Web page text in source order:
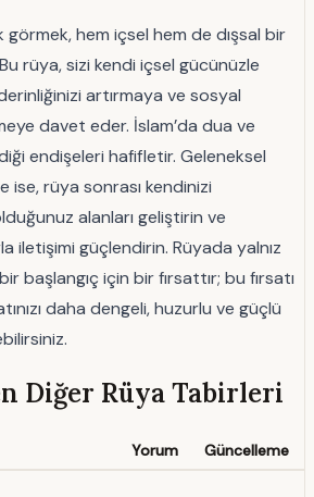
görmek, hem içsel hem de dışsal bir
Bu rüya, sizi kendi içsel gücünüzle
artırmaya ve sosyal
davet eder. İslam’da dua ve
endişeleri hafifletir. Geleneksel
ise, rüya sonrası kendinizi
alanları geliştirin ve
iletişimi güçlendirin. Rüyada yalnız
başlangıç için bir fırsattır; bu fırsatı
daha dengeli, huzurlu ve güçlü
Diğer Rüya Tabirleri
Yorum Güncelleme